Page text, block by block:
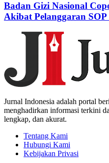
Badan Gizi Nasional
Akibat Pelanggaran
Jurnal Indonesia adalah portal
menghadirkan informasi terkini
lengkap, dan akurat.
Tentang Kami
Hubungi Kami
Kebijakan Privasi